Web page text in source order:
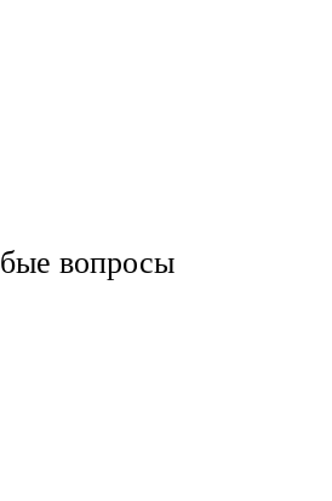
вопросы